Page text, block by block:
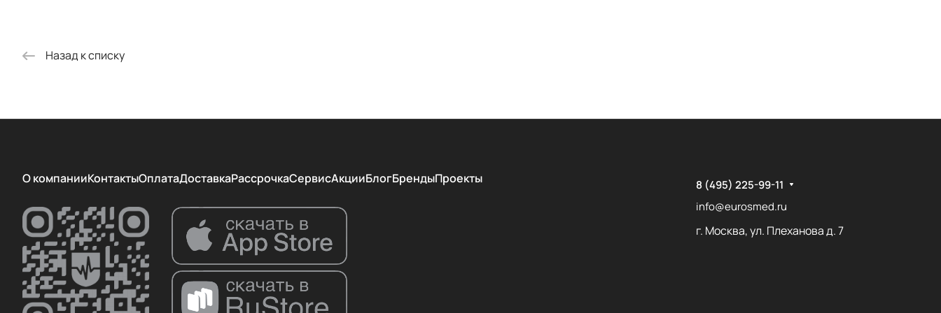
Назад к списку
О компанииКонтактыОплатаДоставкаРассрочкаСервисАкцииБлогБрендыПроекты
8 (495) 225-99-11
info@eurosmed.ru
г. Москва, ул. Плеханова д. 7